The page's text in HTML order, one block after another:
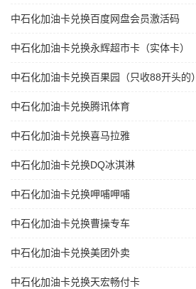
中石化加油卡兑换百度网盘会员激活码
中石化加油卡兑换永辉超市卡（实体卡）
中石化加油卡兑换百果园（只收88开头的）
中石化加油卡兑换腾讯体育
中石化加油卡兑换喜马拉雅
中石化加油卡兑换DQ冰淇淋
中石化加油卡兑换呷哺呷哺
中石化加油卡兑换曹操专车
中石化加油卡兑换美团外卖
中石化加油卡兑换天宏畅付卡